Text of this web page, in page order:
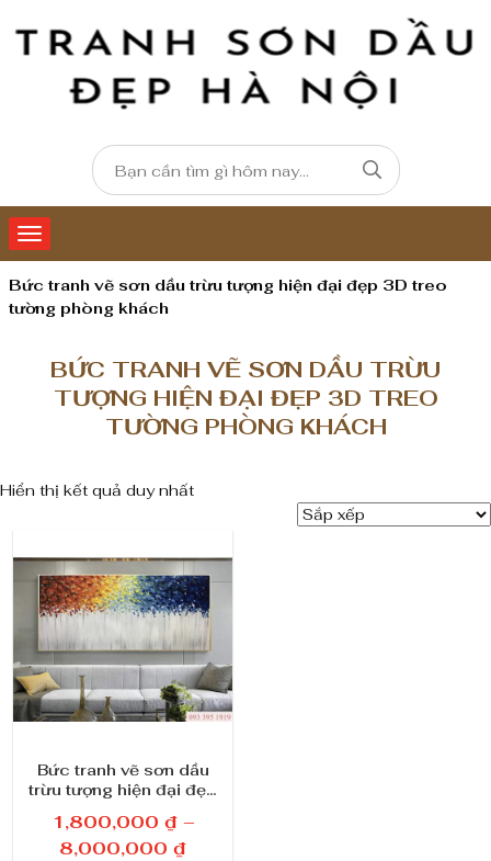
Bức tranh vẽ sơn dầu trừu tượng hiện đại đẹp 3D treo
tường phòng khách
BỨC TRANH VẼ SƠN DẦU TRỪU
TƯỢNG HIỆN ĐẠI ĐẸP 3D TREO
TƯỜNG PHÒNG KHÁCH
Hiển thị kết quả duy nhất
Bức tranh vẽ sơn dầu
trừu tượng hiện đại đẹp
khách 222
1,800,000 ₫ –
8,000,000 ₫K